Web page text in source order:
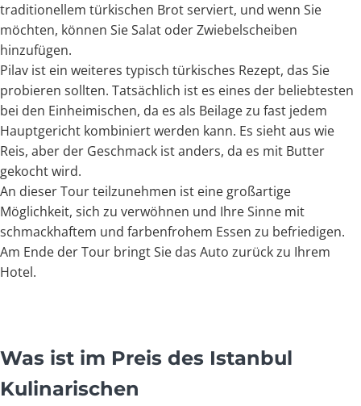
traditionellem türkischen Brot serviert, und wenn Sie
möchten, können Sie Salat oder Zwiebelscheiben
hinzufügen.
Pilav ist ein weiteres typisch türkisches Rezept, das Sie
probieren sollten. Tatsächlich ist es eines der beliebtesten
bei den Einheimischen, da es als Beilage zu fast jedem
Hauptgericht kombiniert werden kann. Es sieht aus wie
Reis, aber der Geschmack ist anders, da es mit Butter
gekocht wird.
An dieser Tour teilzunehmen ist eine großartige
Möglichkeit, sich zu verwöhnen und Ihre Sinne mit
schmackhaftem und farbenfrohem Essen zu befriedigen.
Am Ende der Tour bringt Sie das Auto zurück zu Ihrem
Hotel.
Was ist im Preis des Istanbul
Kulinarischen